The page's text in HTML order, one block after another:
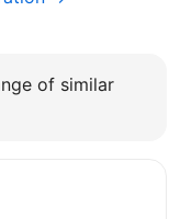
of similar